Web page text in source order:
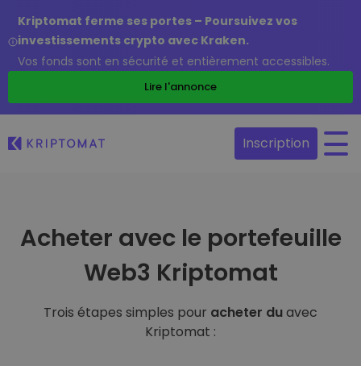
Kriptomat ferme ses portes – Poursuivez vos
investissements crypto avec Kraken.
Vos fonds sont en sécurité et entièrement accessibles.
Lire l'annonce
Inscription
Acheter avec le portefeuille
Web3 Kriptomat
Trois étapes simples pour acheter duavec
Kriptomat :